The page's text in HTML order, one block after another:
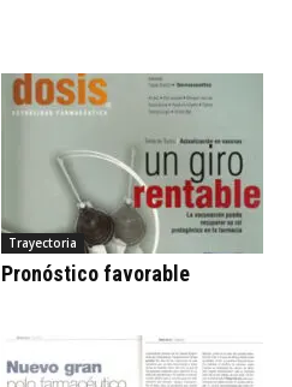
Trayectoria
Pronóstico favorable